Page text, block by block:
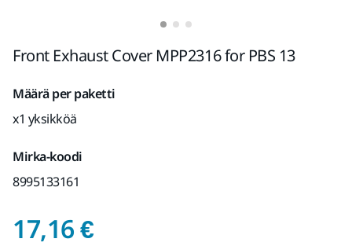
Front Exhaust Cover MPP2316 for PBS 13
Määrä per paketti
x1 yksikköä
Mirka-koodi
8995133161
17,16 €Hinta mukaan lukien